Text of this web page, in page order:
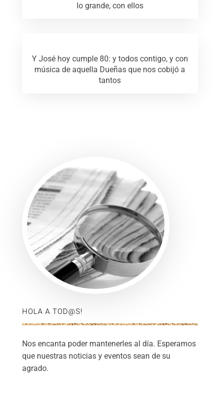
lo grande, con ellos
Y José hoy cumple 80: y todos contigo, y con
música de aquella Dueñas que nos cobijó a
tantos
HOLA A TOD@S!
Nos encanta poder mantenerles al día. Esperamos
que nuestras noticias y eventos sean de su
agrado.